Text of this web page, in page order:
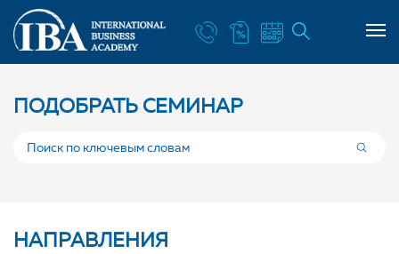
ПОДОБРАТЬ СЕМИНАР
НАПРАВЛЕНИЯ